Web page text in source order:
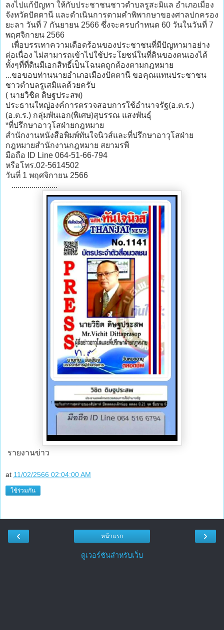
ลงไปแก้ปัญหา ให้กับประชาชนชาวตำบลรูสะมิแล อำเภอเมือง
จังหวัดปัตตานี และดำเนินการตามคำพิพากษาของศาลปกครอง
ยะลา วันที่ 7 กันยายน 2566 ซึ่งจะครบกำหนด 60 วันในวันที่ 7
พฤศจิกายน 2566
เพื่อบรรเทาความเดือดร้อนของประชาชนที่มีปัญหามาอย่าง
ต่อเนื่อง ไม่สามารถเข้าไปใช้ประโยชน์ในที่ดินของตนเองได้
ทั้งๆที่ที่ดินมีเอกสิทธิ์เป็นโฉนดถูกต้องตามกฎหมาย
...ขอขอบท่านนายอำเภอเมืองปัตตานี ขอคุณแทนประชาชน
ชาวตำบลรูเสมิแลด้วยครับ
( นายวิชิต ดิษฐประสพ)
ประธานใหญ่องค์การตรวจสอบการใช้อำนาจรัฐ(อ.ต.ร.)
(อ.ต.ร.) กลุ่มพันเอก(พิเศษ)สุบรรณ แสงพันธุ์
*ที่ปรึกษาอาวุโสฝ่ายกฎหมาย
สำนักงานหนังสือพิมพ์ทันใจนิวส์และที่ปรึกษาอาวุโสฝ่าย
กฎหมายสำนักงานกฎหมาย สยามรพี
มือถือ ID Line 064-51-66-794
หรือโทร.02-5614502
วันที่ 1 พฤศจิกายน 2566
.......................
รายงานข่าว
at 11/02/2566 02:04:00 AM
ใช้ร่วมกัน
‹ ›
หน้าแรก
ดูเวอร์ชันสำหรับเว็บ